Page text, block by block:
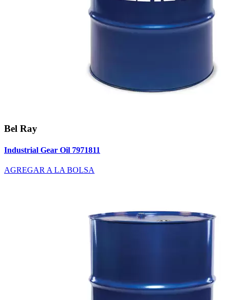
Bel Ray
Industrial Gear Oil 7971811
AGREGAR A LA BOLSA